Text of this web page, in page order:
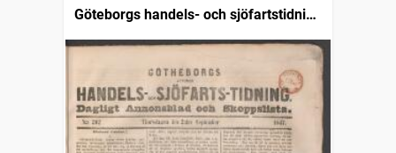
Göteborgs handels- och sjöfartstidning
(1832)